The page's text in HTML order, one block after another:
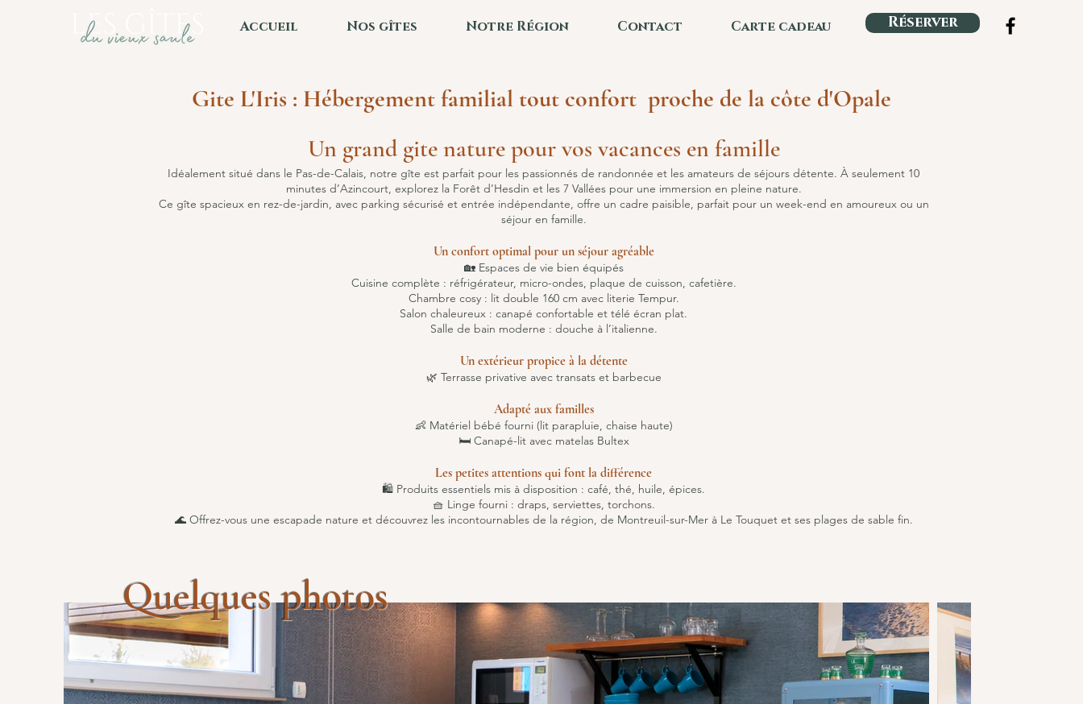
Accueil Nos gîtes Notre Région Contact Carte cadeau Réserver
Gite L'Iris : Hébergement familial tout confort proche de la côte d'Opale
Un grand gite nature pour vos vacances en famille
Idéalement situé dans le Pas-de-Calais, notre gîte est parfait pour les passionnés de randonnée et les amateurs de séjours détente. À seulement 10
minutes d’Azincourt, explorez la Forêt d’Hesdin et les 7 Vallées pour une immersion en pleine nature.
Ce gîte spacieux en rez-de-jardin, avec parking sécurisé et entrée indépendante, offre un cadre paisible, parfait pour un week-end en amoureux ou un
séjour en famille.
Un confort optimal pour un séjour agréable
🏡 Espaces de vie bien équipés
Cuisine complète : réfrigérateur, micro-ondes, plaque de cuisson, cafetière.
Chambre cosy : lit double 160 cm avec literie Tempur.
Salon chaleureux : canapé confortable et télé écran plat.
Salle de bain moderne : douche à l’italienne.
Un extérieur propice à la détente
🌿 Terrasse privative avec transats et barbecue
Adapté aux familles
👶 Matériel bébé fourni (lit parapluie, chaise haute)
🛏️ Canapé-lit avec matelas Bultex
Les petites attentions qui font la différence
🛍️ Produits essentiels mis à disposition : café, thé, huile, épices.
🧺 Linge fourni : draps, serviettes, torchons.
🌊 Offrez-vous une escapade nature et découvrez les incontournables de la région, de Montreuil-sur-Mer à Le Touquet et ses plages de sable fin.
Quelques photos